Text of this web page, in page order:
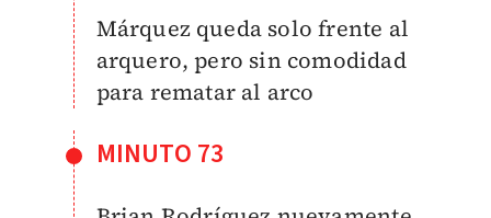
Márquez queda solo frente al
arquero, pero sin comodidad
para rematar al arco
MINUTO 73